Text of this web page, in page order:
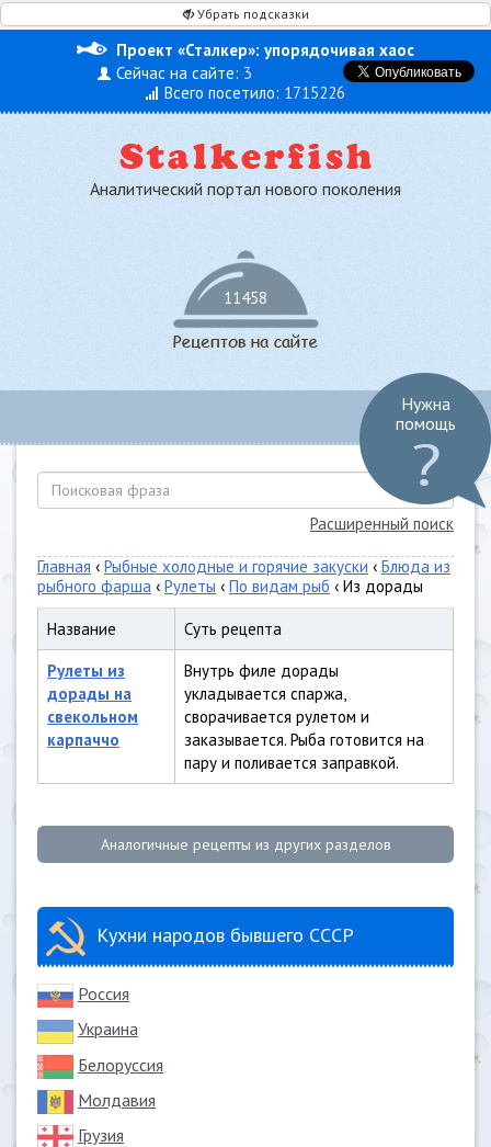
Убрать подсказки
Проект «Сталкер»: упорядочивая хаос
Сейчас на сайте: 3
Всего посетило: 1715226
Аналитический портал нового поколения
11458
Расширенный поиск
Главная ‹ Рыбные холодные и горячие закуски ‹ Блюда из
рыбного фарша ‹ Рулеты ‹ По видам рыб ‹ Из дорады
Название
Суть рецепта
Рулеты из
дорады на
свекольном
карпаччо
Внутрь филе дорады
укладывается спаржа,
сворачивается рулетом и
заказывается. Рыба готовится на
пару и поливается заправкой.
Аналогичные рецепты из других разделов
Кухни народов бывшего СССР
Россия
Украина
Белоруссия
Молдавия
Грузия
Нужна
помощь